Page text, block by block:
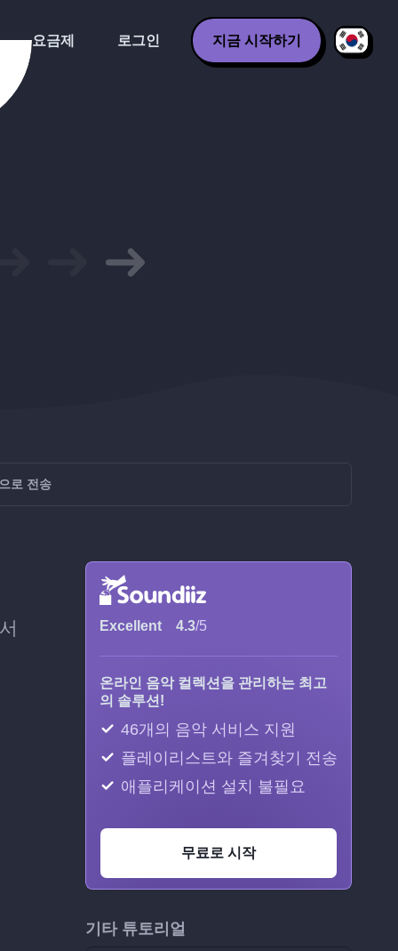
요금제 로그인 지금 시작하기
로 전송
Excellent 4.3/5
온라인 음악 컬렉션을 관리하는 최고
의 솔루션!
46개의 음악 서비스 지원
플레이리스트와 즐겨찾기 전송
애플리케이션 설치 불필요
무료로 시작
기타 튜토리얼